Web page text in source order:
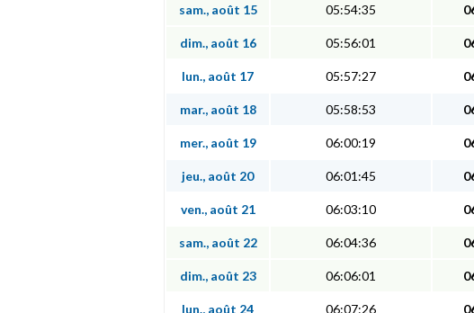
sam., août 15 05:54:35
dim., août 16 05:56:01
lun., août 17 05:57:27
mar., août 18 05:58:53
mer., août 19 06:00:19
jeu., août 20 06:01:45
ven., août 21 06:03:10
sam., août 22 06:04:36
dim., août 23 06:06:01
lun., août 24 06:07:26